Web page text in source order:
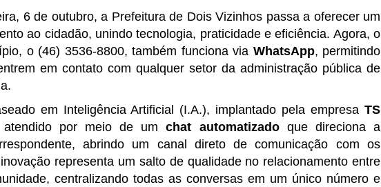
6 de outubro, a Prefeitura de Dois Vizinhos passa a oferecer um
ao cidadão, unindo tecnologia, praticidade e eficiência. Agora, o
o (46) 3536-8800, também funciona via WhatsApp, permitindo
em contato com qualquer setor da administração pública de
em Inteligência Artificial (I.A.), implantado pela empresa TS
por meio de umchat automatizadoque direciona a
abrindo um canal direto de comunicação com os
representa um salto de qualidade no relacionamento entre
centralizando todas as conversas em um único número e